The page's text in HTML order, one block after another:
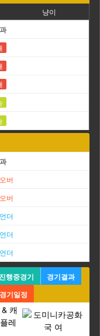
냥이
오버
오버
언더
언더
언더
진행중경기
경기결과
경기일정
캐
레